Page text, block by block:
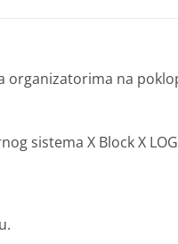
organizatorima na
sistema X Block X